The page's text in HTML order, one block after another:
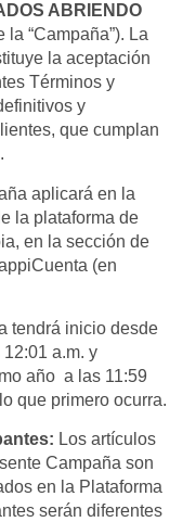
ABRIENDO
la “Campaña”). La
la aceptación
Términos y
y
que cumplan
aplicará en la
la plataforma de
en la sección de
(en
tendrá inicio desde
a.m. y
año a las 11:59
que primero ocurra.
Los artículos
Campaña son
en la Plataforma
serán diferentes